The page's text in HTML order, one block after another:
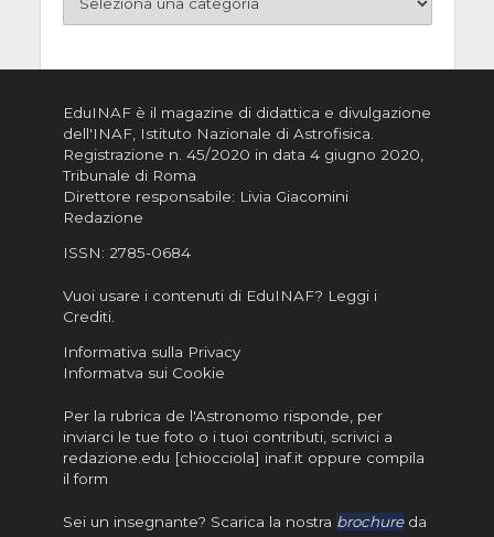
EduINAF è il magazine di didattica e divulgazione
dell'INAF, Istituto Nazionale di Astrofisica
Registrazione n. 45/2020 in data 4 giugno 2020,
Tribunale di Roma
Direttore responsabile: Livia Giacomini
Redazione
ISSN: 2785-0684
Vuoi usare i contenuti di EduINAF? Leggi i
Crediti.
Informativa sulla Privacy
Informatva sui Cookie
Per la rubrica de l'Astronomo risponde, per
inviarci le tue foto o i tuoi contributi, scrivici a
redazione.edu [chiocciola] inaf.it oppure compila
il form
Sei un insegnante? Scarica la nostra brochureda